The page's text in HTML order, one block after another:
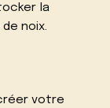
la
noix.
votre